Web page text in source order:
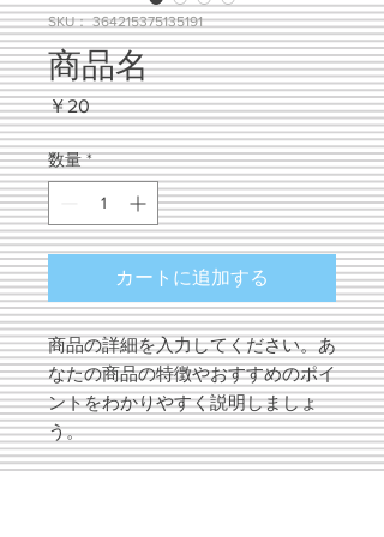
SKU： 364215375135191
商品名
￥20価
格
数量 *
カートに追加する
商品の詳細を入力してください。あ
なたの商品の特徴やおすすめのポイ
ントをわかりやすく説明しましょ
う。